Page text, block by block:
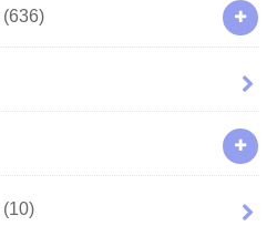
(636)
(10)